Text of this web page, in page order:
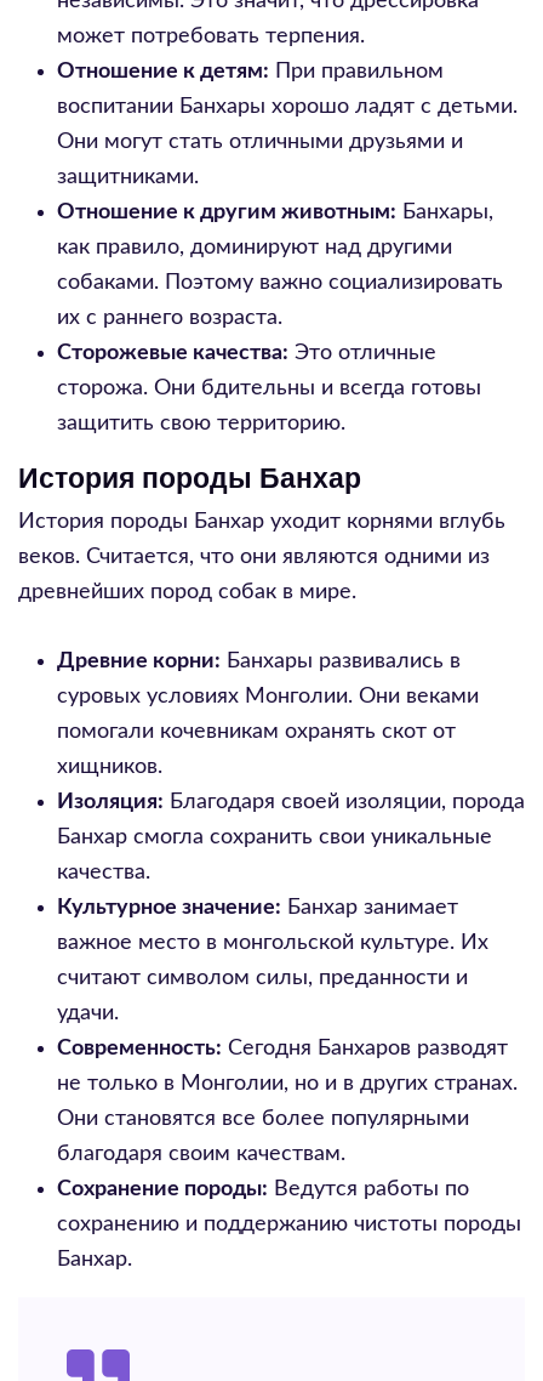
может потребовать терпения.
Отношение к детям: При правильном
воспитании Банхары хорошо ладят с детьми.
Они могут стать отличными друзьями и
защитниками.
Отношение к другим животным: Банхары,
как правило, доминируют над другими
собаками. Поэтому важно социализировать
их с раннего возраста.
Сторожевые качества: Это отличные
сторожа. Они бдительны и всегда готовы
защитить свою территорию.
История породы Банхар
История породы Банхар уходит корнями вглубь
веков. Считается, что они являются одними из
древнейших пород собак в мире.
Древние корни: Банхары развивались в
суровых условиях Монголии. Они веками
помогали кочевникам охранять скот от
хищников.
Изоляция: Благодаря своей изоляции, порода
Банхар смогла сохранить свои уникальные
качества.
Культурное значение: Банхар занимает
важное место в монгольской культуре. Их
считают символом силы, преданности и
удачи.
Современность: Сегодня Банхаров разводят
не только в Монголии, но и в других странах.
Они становятся все более популярными
благодаря своим качествам.
Сохранение породы: Ведутся работы по
сохранению и поддержанию чистоты породы
Банхар.